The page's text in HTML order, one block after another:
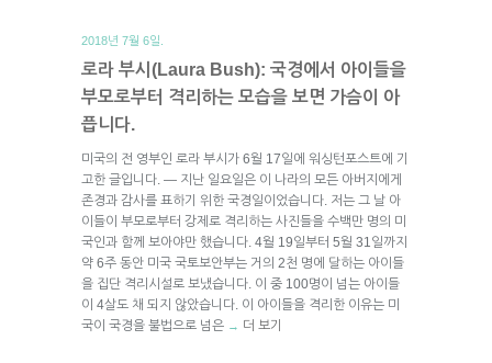
2018년 7월 6일.
로라 부시(Laura Bush): 국경에서 아이들을
부모로부터 격리하는 모습을 보면 가슴이 아
픕니다.
미국의 전 영부인 로라 부시가 6월 17일에 워싱턴포스트에 기
고한 글입니다. — 지난 일요일은 이 나라의 모든 아버지에게
존경과 감사를 표하기 위한 국경일이었습니다. 저는 그 날 아
이들이 부모로부터 강제로 격리하는 사진들을 수백만 명의 미
국인과 함께 보아야만 했습니다. 4월 19일부터 5월 31일까지
약 6주 동안 미국 국토보안부는 거의 2천 명에 달하는 아이들
을 집단 격리시설로 보냈습니다. 이 중 100명이 넘는 아이들
이 4살도 채 되지 않았습니다. 이 아이들을 격리한 이유는 미
국이 국경을 불법으로 넘은 → 더 보기